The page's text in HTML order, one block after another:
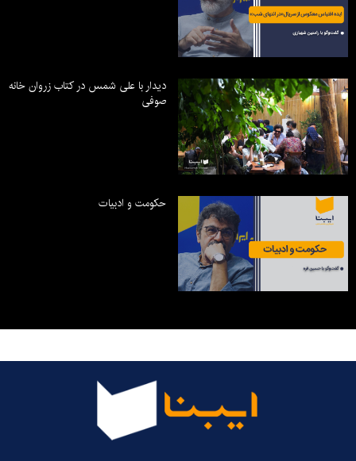
دیدار با علی شمس در کتاب زروان خانه
صوفی
حکومت و ادبیات